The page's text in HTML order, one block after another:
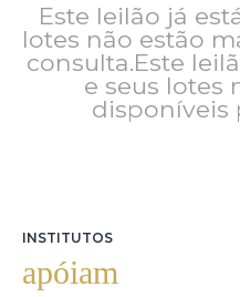
Este leilão já
lotes não estão
consulta.Este
e seus lotes
disponíveis
INSTITUTOS
apóiam